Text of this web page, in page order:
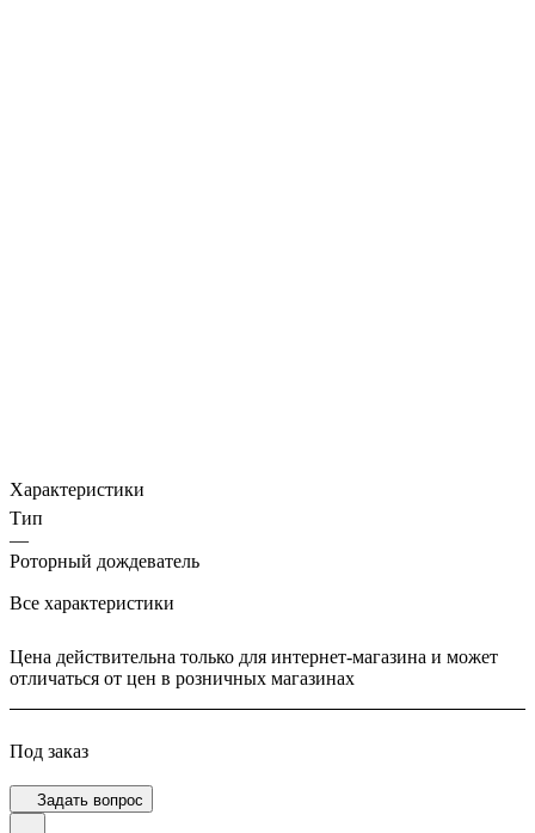
Характеристики
Тип
—
Роторный дождеватель
Все характеристики
Цена действительна только для интернет-магазина и может
отличаться от цен в розничных магазинах
Под заказ
Задать вопрос